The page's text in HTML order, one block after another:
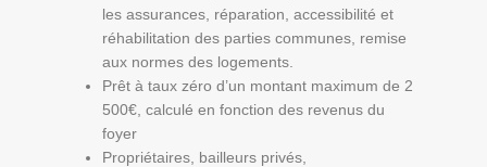
les assurances, réparation, accessibilité et
réhabilitation des parties communes, remise
aux normes des logements.
Prêt à taux zéro d’un montant maximum de 2
500€, calculé en fonction des revenus du
foyer
Propriétaires, bailleurs privés,